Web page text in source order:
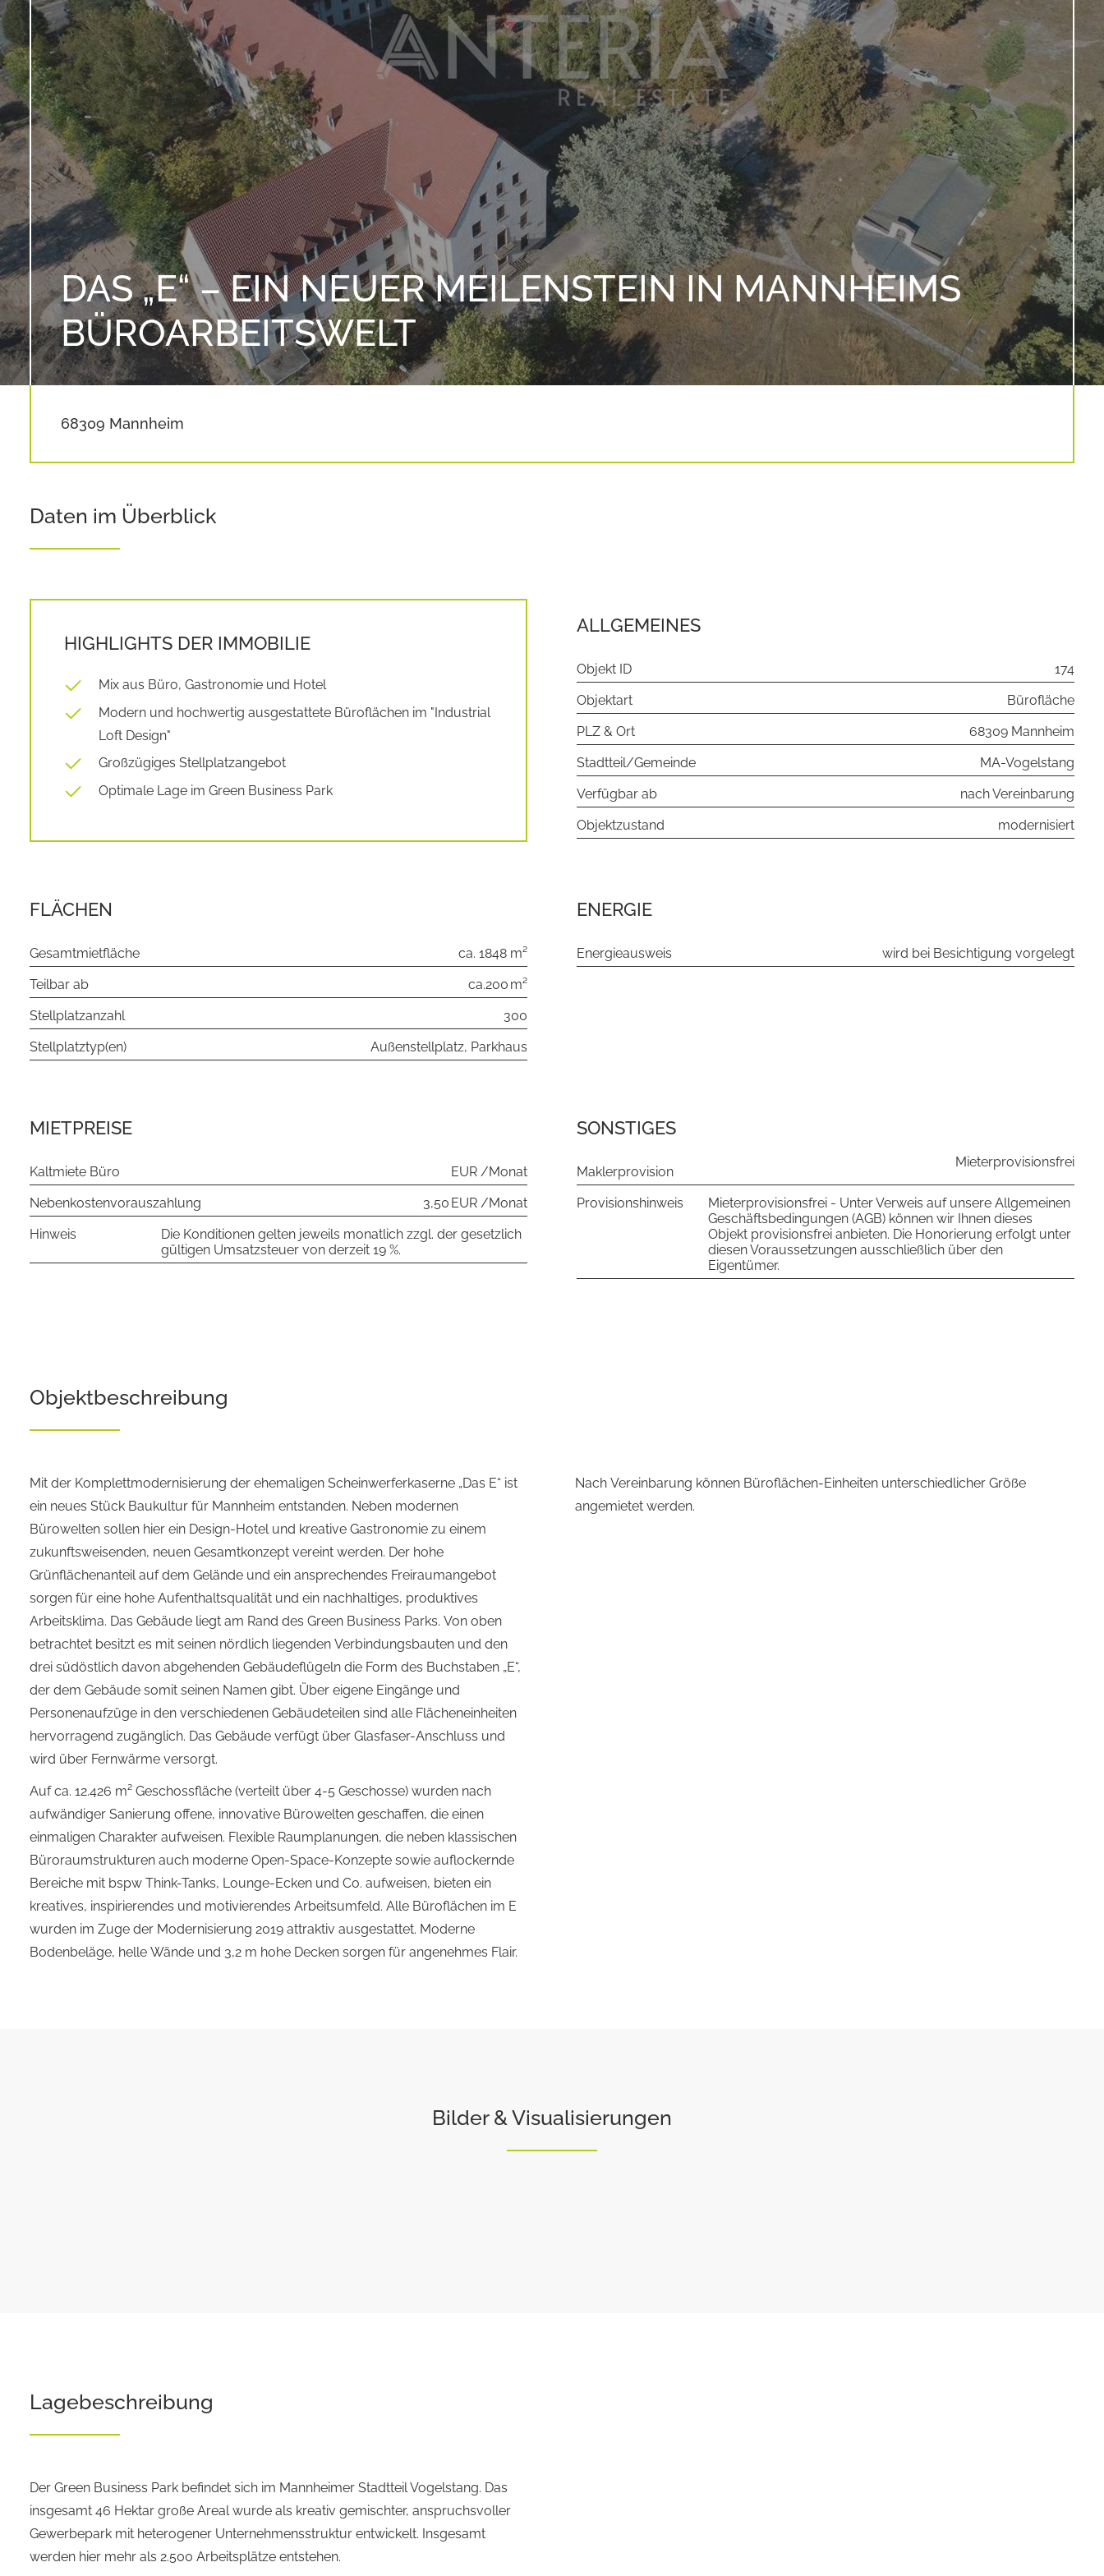
DAS „E“ – EIN NEUER MEILENSTEIN IN MANNHEIMS
BÜROARBEITSWELT
68309 Mannheim
Daten im Überblick
HIGHLIGHTS DER IMMOBILIE
Mix aus Büro, Gastronomie und Hotel
Modern und hochwertig ausgestattete Büroflächen im "Industrial
Loft Design"
Großzügiges Stellplatzangebot
Optimale Lage im Green Business Park
ALLGEMEINES
Objekt ID
174
Objektart
Bürofläche
PLZ & Ort
68309 Mannheim
Stadtteil/Gemeinde
MA-Vogelstang
Verfügbar ab
nach Vereinbarung
Objektzustand
modernisiert
FLÄCHEN
Gesamtmietfläche
ca. 1848 m²
Teilbar ab
ca.200 m²
Stellplatzanzahl
300
Stellplatztyp(en)
Außenstellplatz, Parkhaus
ENERGIE
Energieausweis wird bei Besichtigung vorgelegt
MIETPREISE
Kaltmiete Büro
EUR /Monat
Nebenkostenvorauszahlung
3,50 EUR /Monat
Hinweis
Die Konditionen gelten jeweils monatlich zzgl. der gesetzlich
gültigen Umsatzsteuer von derzeit 19 %.
SONSTIGES
Maklerprovision
Mieterprovisionsfrei
Provisionshinweis
Mieterprovisionsfrei - Unter Verweis auf unsere Allgemeinen
Geschäftsbedingungen (AGB) können wir Ihnen dieses
Objekt provisionsfrei anbieten. Die Honorierung erfolgt unter
diesen Voraussetzungen ausschließlich über den
Eigentümer.
Objekt­beschreibung
Mit der Komplettmodernisierung der ehemaligen Scheinwerferkaserne „Das E“ ist
ein neues Stück Baukultur für Mannheim entstanden. Neben modernen
Bürowelten sollen hier ein Design-Hotel und kreative Gastronomie zu einem
zukunftsweisenden, neuen Gesamtkonzept vereint werden. Der hohe
Grünflächenanteil auf dem Gelände und ein ansprechendes Freiraumangebot
sorgen für eine hohe Aufenthaltsqualität und ein nachhaltiges, produktives
Arbeitsklima. Das Gebäude liegt am Rand des Green Business Parks. Von oben
betrachtet besitzt es mit seinen nördlich liegenden Verbindungsbauten und den
drei südöstlich davon abgehenden Gebäudeflügeln die Form des Buchstaben „E“,
der dem Gebäude somit seinen Namen gibt. Über eigene Eingänge und
Personenaufzüge in den verschiedenen Gebäudeteilen sind alle Flächeneinheiten
hervorragend zugänglich. Das Gebäude verfügt über Glasfaser-Anschluss und
wird über Fernwärme versorgt.
Auf ca. 12.426 m² Geschossfläche (verteilt über 4-5 Geschosse) wurden nach
aufwändiger Sanierung offene, innovative Bürowelten geschaffen, die einen
einmaligen Charakter aufweisen. Flexible Raumplanungen, die neben klassischen
Büroraumstrukturen auch moderne Open-Space-Konzepte sowie auflockernde
Bereiche mit bspw Think-Tanks, Lounge-Ecken und Co. aufweisen, bieten ein
kreatives, inspirierendes und motivierendes Arbeitsumfeld. Alle Büroflächen im E
wurden im Zuge der Modernisierung 2019 attraktiv ausgestattet. Moderne
Bodenbeläge, helle Wände und 3,2 m hohe Decken sorgen für angenehmes Flair.
Nach Vereinbarung können Büroflächen-Einheiten unterschiedlicher Größe
angemietet werden.
Bilder & Visualisierungen
Lagebeschreibung
Der Green Business Park befindet sich im Mannheimer Stadtteil Vogelstang. Das
insgesamt 46 Hektar große Areal wurde als kreativ gemischter, anspruchsvoller
Gewerbepark mit heterogener Unternehmensstruktur entwickelt. Insgesamt
werden hier mehr als 2.500 Arbeitsplätze entstehen.